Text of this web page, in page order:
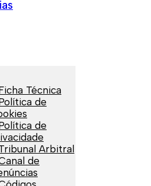
Técnica
de
de
Arbitral
de